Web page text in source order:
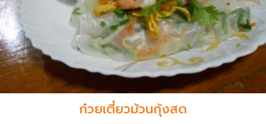
ก๋วยเตี๋ยวม้วนกุ้งสด